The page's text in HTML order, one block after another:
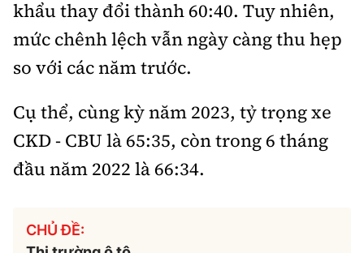
khẩu thay đổi thành 60:40. Tuy nhiên,
mức chênh lệch vẫn ngày càng thu hẹp
so với các năm trước.
Cụ thể, cùng kỳ năm 2023, tỷ trọng xe
CKD - CBU là 65:35, còn trong 6 tháng
đầu năm 2022 là 66:34.
CHỦ ĐỀ: